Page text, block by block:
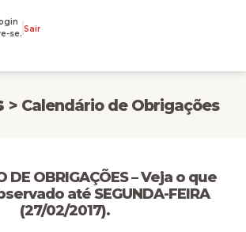
se. Sair
> Calendário de Obrigações
DE OBRIGAÇÕES – Veja o que
até SEGUNDA-FEIRA
(27/02/2017).